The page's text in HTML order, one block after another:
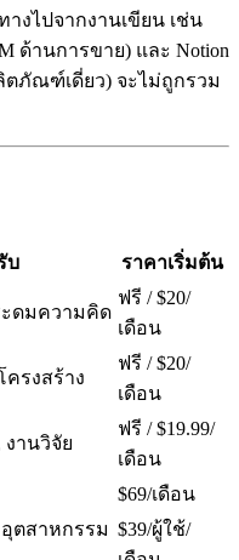
งไปจากงานเขียน เช่น
ด้านการขาย) และ Notion
ตภัณฑ์เดี่ยว) จะไม่ถูกรวม
บ ราคาเริ่มต้น
ะดมความคิด
ฟรี / $20/
เดือน
รงสร้าง
ฟรี / $20/
เดือน
งานวิจัย
ฟรี / $19.99/
เดือน
$69/เดือน
ตสาหกรรม $39/ผู้ใช้/